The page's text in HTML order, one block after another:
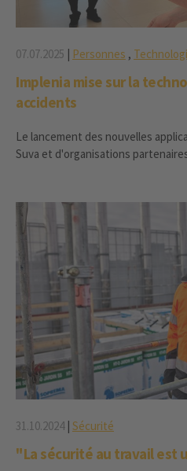
07.07.2025 | Personnes ,
Implenia mise sur la
accidents
Le lancement des nouvelles
Suva et d'organisations
31.10.2024| Sécurité
"La sécurité au travail